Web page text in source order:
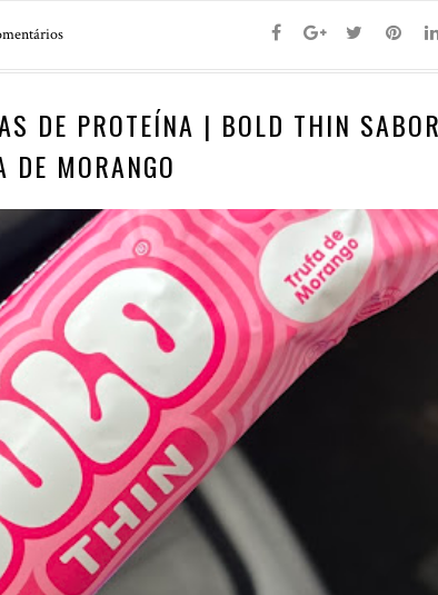
DE PROTEÍNA | BOLD THIN SABOR
DE MORANGO